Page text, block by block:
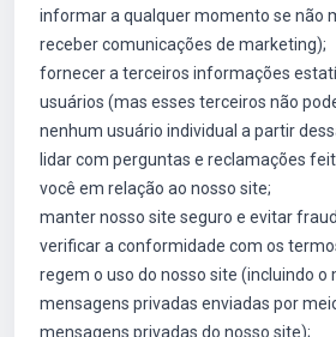
informar a qualquer momento se não
receber comunicações de marketing);
fornecer a terceiros informações
usuários (mas esses terceiros não
nenhum usuário individual a partir
lidar com perguntas e reclamações
você em relação ao nosso site;
manter nosso site seguro e evitar
verificar a conformidade com os
regem o uso do nosso site (incluindo
mensagens privadas enviadas por
mensagens privadas do nosso site);